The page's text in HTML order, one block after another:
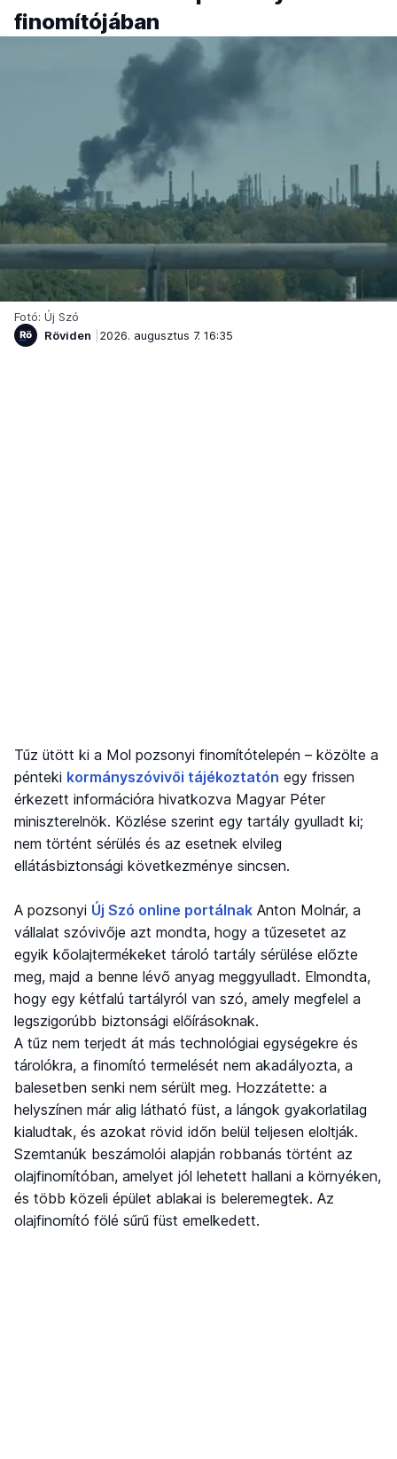
finomítójában
Fotó: Új Szó
Röviden
2026. augusztus 7. 16:35
Tűz ütött ki a Mol pozsonyi finomítótelepén – közölte a
pénteki kormányszóvivői tájékoztatón egy frissen
érkezett információra hivatkozva Magyar Péter
miniszterelnök. Közlése szerint egy tartály gyulladt ki;
nem történt sérülés és az esetnek elvileg
ellátásbiztonsági következménye sincsen.
A pozsonyi Új Szó online portálnak Anton Molnár, a
vállalat szóvivője azt mondta, hogy a tűzesetet az
egyik kőolajtermékeket tároló tartály sérülése előzte
meg, majd a benne lévő anyag meggyulladt. Elmondta,
hogy egy kétfalú tartályról van szó, amely megfelel a
legszigorúbb biztonsági előírásoknak.
A tűz nem terjedt át más technológiai egységekre és
tárolókra, a finomító termelését nem akadályozta, a
balesetben senki nem sérült meg. Hozzátette: a
helyszínen már alig látható füst, a lángok gyakorlatilag
kialudtak, és azokat rövid időn belül teljesen eloltják.
Szemtanúk beszámolói alapján robbanás történt az
olajfinomítóban, amelyet jól lehetett hallani a környéken,
és több közeli épület ablakai is beleremegtek. Az
olajfinomító fölé sűrű füst emelkedett.